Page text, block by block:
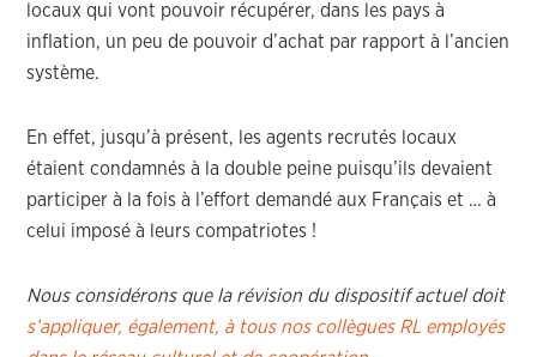
locaux qui vont pouvoir récupérer, dans les pays à
inflation, un peu de pouvoir d’achat par rapport à l’ancien
système.
En effet, jusqu’à présent, les agents recrutés locaux
étaient condamnés à la double peine puisqu’ils devaient
participer à la fois à l’effort demandé aux Français et … à
celui imposé à leurs compatriotes !
Nous considérons que la révision du dispositif actuel doit
s’appliquer, également, à tous nos collègues RL employés